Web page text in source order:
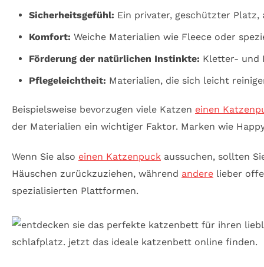
Sicherheitsgefühl: Ein privater, geschützter Platz,
Komfort: Weiche Materialien wie Fleece oder
Förderung der natürlichen Instinkte: Kletter- und
Pflegeleichtheit: Materialien, die sich leicht
Beispielsweise bevorzugen viele Katzen einen
der Materialien ein wichtiger Faktor. Marken wie
Wenn Sie also einen Katzenpuck aussuchen, sollten
Häuschen zurückzuziehen, während andere lieber
spezialisierten Plattformen.